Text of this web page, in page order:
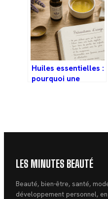
préparer
Huiles essentielles :
pourquoi une
LES MINUTES BEAUTÉ
Beauté, bien-être, santé,
développement personnel,